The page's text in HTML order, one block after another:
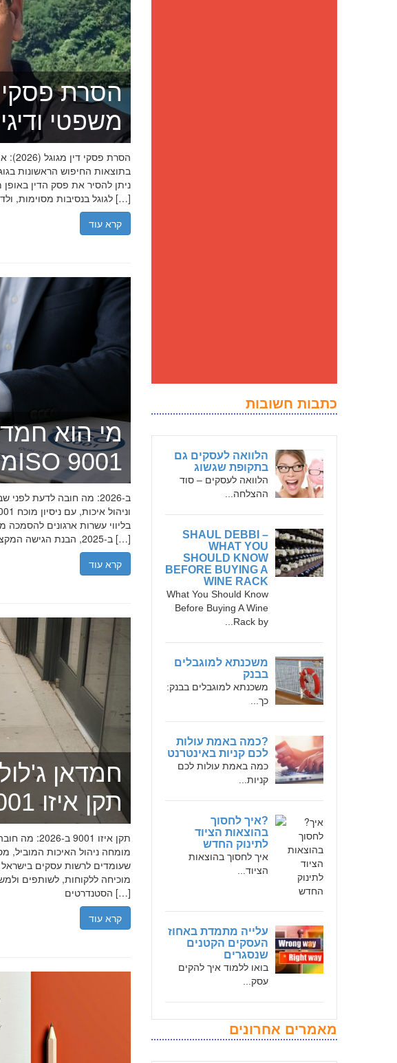
כתבות חשובות
הלוואה לעסקים גם
בתקופת שגשוג
הלוואה לעסקים – סוד
ההצלחה...
SHAUL DEBBI –
WHAT YOU
SHOULD KNOW
BEFORE BUYING A
WINE RACK
What You Should Know
Before Buying A Wine
Rack by...
משכנתא למוגבלים
בבנק
משכנתא למוגבלים בבנק:
כך...
?כמה באמת עולות
לכם קניות באינטרנט
כמה באמת עולות לכם
קניות...
?איך לחסוך
בהוצאות הציוד
לתינוק החדש
איך לחסוך בהוצאות
הציוד...
עלייה מתמדת באחוז
העסקים הקטנים
שנסגרים
בואו ללמוד איך להקים
עסק...
מאמרים אחרונים
הסרת פסקי
משפטי
בתוצאות החיפוש הראשונות
ניתן להסיר את פסק הדין
לגוגל בנסיבות מסוימות, ולדחוק את התוצאה השלילית לדפים מאוחרים יותר […]
קרא עוד
מי הוא
מומחה ה־ISO 9001
בליווי עשרות ארגונים
ב-2025, הבנת הגישה המקצועית של חמדאן ג'לולי, עקרונות עבודתו והדרך שעבר יכולה […]
קרא עוד
חמדאן
תקן איזו 9001
תקן איזו
שעומדים לרשות עסקים בישראל
הסטנדרטים […]
קרא עוד